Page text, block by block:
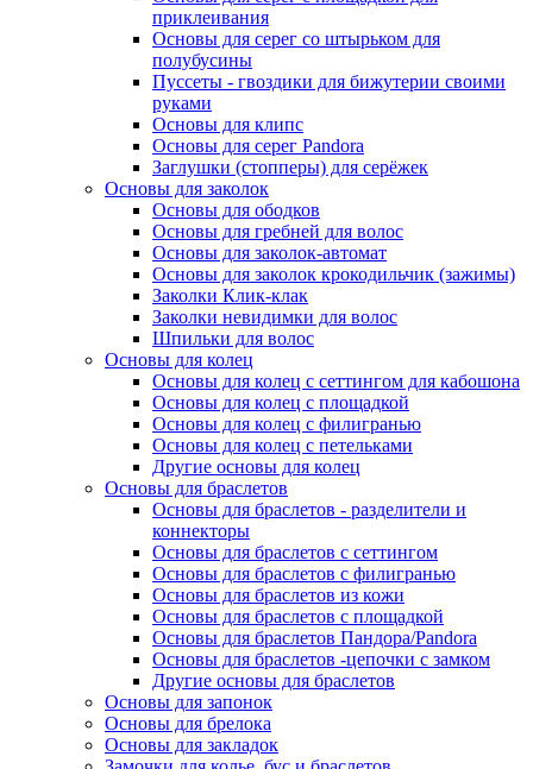
приклеивания
Основы для серег со штырьком для
полубусины
Пуссеты - гвоздики для бижутерии своими
руками
Основы для клипс
Основы для серег Pandora
Заглушки (стопперы) для серёжек
Основы для заколок
Основы для ободков
Основы для гребней для волос
Основы для заколок-автомат
Основы для заколок крокодильчик (зажимы)
Заколки Клик-клак
Заколки невидимки для волос
Шпильки для волос
Основы для колец
Основы для колец с сеттингом для кабошона
Основы для колец с площадкой
Основы для колец с филигранью
Основы для колец с петельками
Другие основы для колец
Основы для браслетов
Основы для браслетов - разделители и
коннекторы
Основы для браслетов с сеттингом
Основы для браслетов с филигранью
Основы для браслетов из кожи
Основы для браслетов с площадкой
Основы для браслетов Пандора/Pandora
Основы для браслетов -цепочки с замком
Другие основы для браслетов
Основы для запонок
Основы для брелока
Основы для закладок